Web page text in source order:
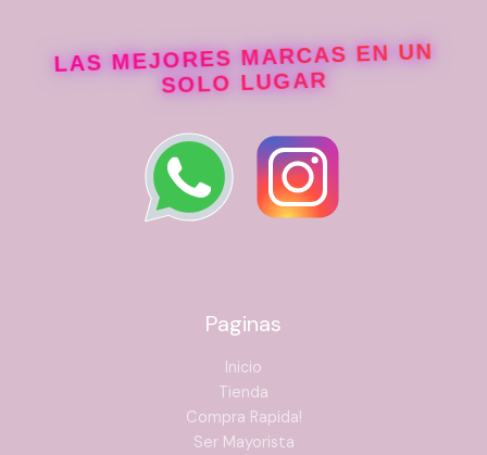
LAS MEJORES MARCAS EN UN
SOLO LUGAR
Paginas
Inicio
Tienda
Compra Rapida!
Ser Mayorista